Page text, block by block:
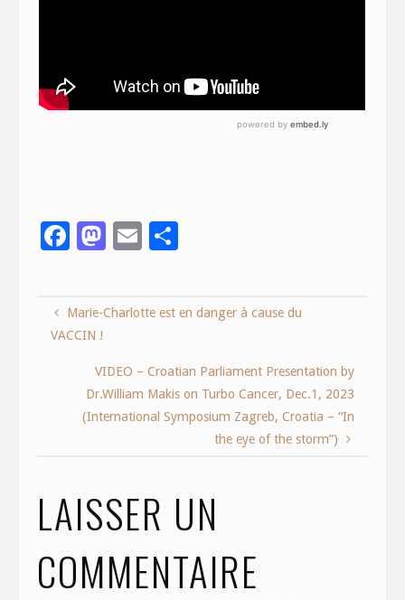
F
b
o
k
M
d
n
E
l
e
Marie-Charlotte est en danger à cause du
VACCIN !
VIDEO – Croatian Parliament Presentation by
Dr.William Makis on Turbo Cancer, Dec.1, 2023
(International Symposium Zagreb, Croatia – “In
the eye of the storm”)
LAISSER UN
COMMENTAIRE